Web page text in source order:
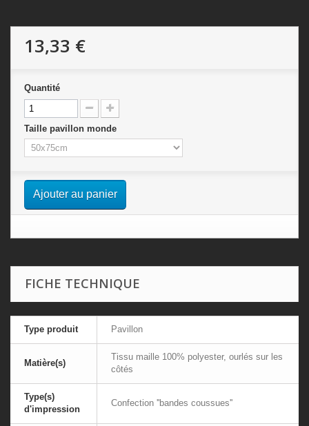
13,33 €
Quantité
Taille pavillon monde
Ajouter au panier
FICHE TECHNIQUE
Type produit Pavillon
Matière(s)
Tissu maille 100% polyester, ourlés sur les
côtés
Type(s)
d'impression
Confection ''bandes coussues''